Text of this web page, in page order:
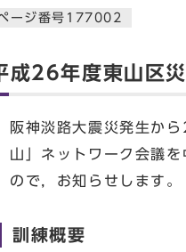
ージ番号177002
成26年度東山区
阪神淡路大震災発生か
山」ネットワーク会議
ので，お知らせします。
訓練概要